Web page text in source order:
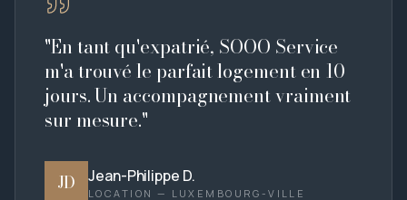
"En tant qu'expatrié, SOOO Service
m'a trouvé le parfait logement en 10
jours. Un accompagnement vraiment
sur mesure."
JD Jean-Philippe D.
LOCATION — LUXEMBOURG-VILLE